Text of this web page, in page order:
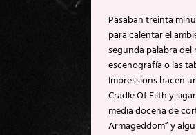
Pasaban treinta
para calentar el
segunda palabra
escenografía o las
Impressions hacen
Cradle Of Filth y
media docena de
Armageddom” y